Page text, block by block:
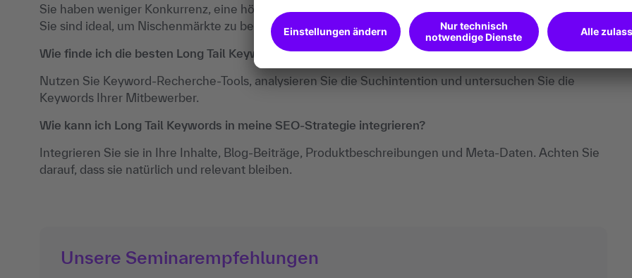
Sie haben weniger Konkurrenz, eine höhere Conversion-Rate und helfen, gezielten Traffic zu gewinnen.
Sie sind ideal, um Nischenmärkte zu bedienen.
Wie finde ich die besten Long Tail Keywords?
Nutzen Sie Keyword-Recherche-Tools, analysieren Sie die Suchintention und untersuchen Sie die
Keywords Ihrer Mitbewerber.
Wie kann ich Long Tail Keywords in meine SEO-Strategie integrieren?
Integrieren Sie sie in Ihre Inhalte, Blog-Beiträge, Produktbeschreibungen und Meta-Daten. Achten Sie
darauf, dass sie natürlich und relevant bleiben.
Unsere Seminarempfehlungen